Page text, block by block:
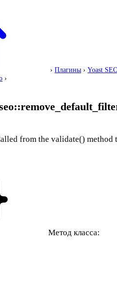
› Плагины › Yoast
›
from the validate() method
Метод класса: